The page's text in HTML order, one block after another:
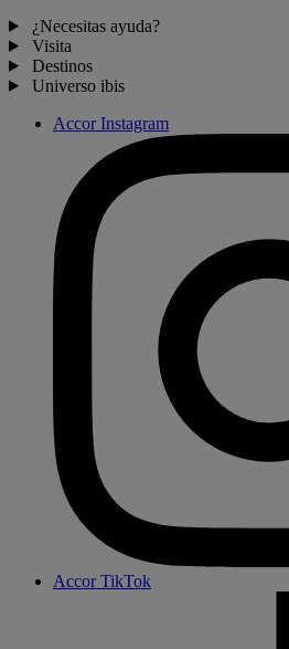
¿Necesitas ayuda?
Visita
Destinos
Universo ibis
Accor Instagram
Accor TikTok